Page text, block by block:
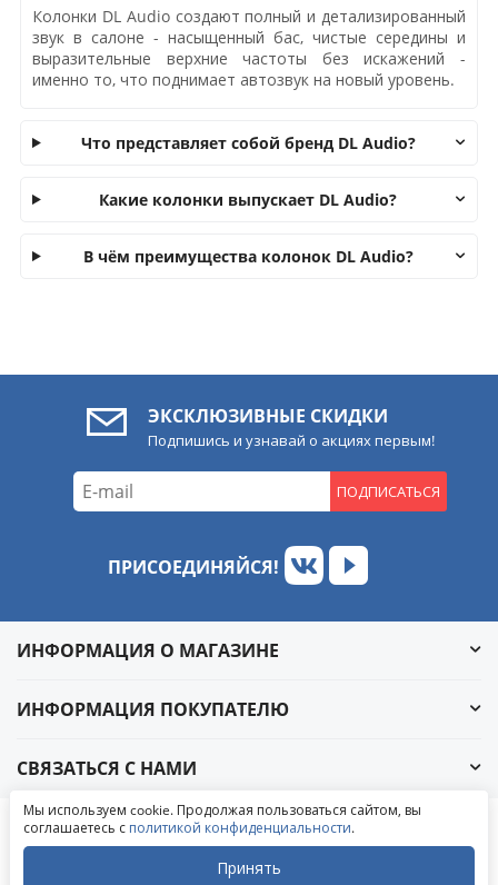
Колонки DL Audio создают полный и детализированный
звук в салоне - насыщенный бас, чистые середины и
выразительные верхние частоты без искажений -
именно то, что поднимает автозвук на новый уровень.
Что представляет собой бренд DL Audio?
Какие колонки выпускает DL Audio?
В чём преимущества колонок DL Audio?
ЭКСКЛЮЗИВНЫЕ СКИДКИ
Подпишись и узнавай о акциях первым!
ПОДПИСАТЬСЯ
ПРИСОЕДИНЯЙСЯ!
ИНФОРМАЦИЯ О МАГАЗИНЕ
ИНФОРМАЦИЯ ПОКУПАТЕЛЮ
СВЯЗАТЬСЯ С НАМИ
© 2004-2026 «УралАвтоСаунд»
Написать в ВКонтакте
Написать в MAX
Мы используем cookie. Продолжая пользоваться сайтом, вы
соглашаетесь с политикой конфиденциальности.
Принять